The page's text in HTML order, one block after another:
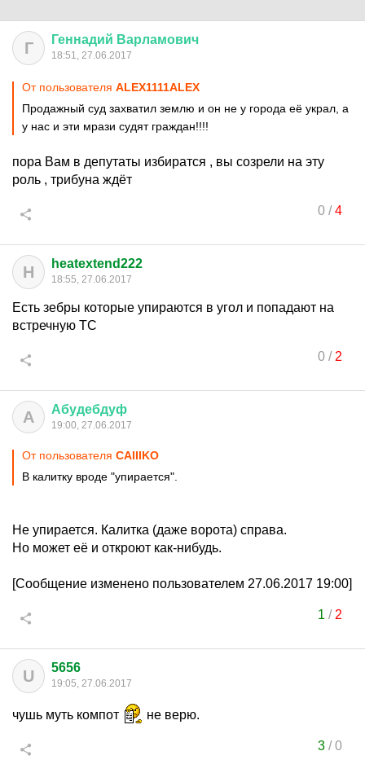
Г Геннадий Варламович
18:51, 27.06.2017
От пользователя ALEX1111ALEX
Продажный суд захватил землю и он не у города её украл, а
у нас и эти мрази судят граждан!!!!
пора Вам в депутаты избиратся , вы созрели на эту
роль , трибуна ждёт
0/4
H heatextend222
18:55, 27.06.2017
Есть зебры которые упираются в угол и попадают на
встречную ТС
0/ 2
А Абудебдуф
19:00, 27.06.2017
От пользователя CAIIIKO
В калитку вроде "упирается".
Не упирается. Калитка (даже ворота) справа.
Но может её и откроют как-нибудь.
[Сообщение изменено пользователем 27.06.2017 19:00]
1 / 2
U 5656
19:05, 27.06.2017
чушь муть компот не верю.
3/0